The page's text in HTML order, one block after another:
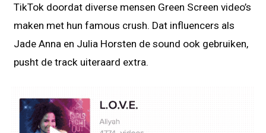
TikTok doordat diverse mensen Green Screen video’s
maken met hun famous crush. Dat influencers als
Jade Anna en Julia Horsten de sound ook gebruiken,
pusht de track uiteraard extra.